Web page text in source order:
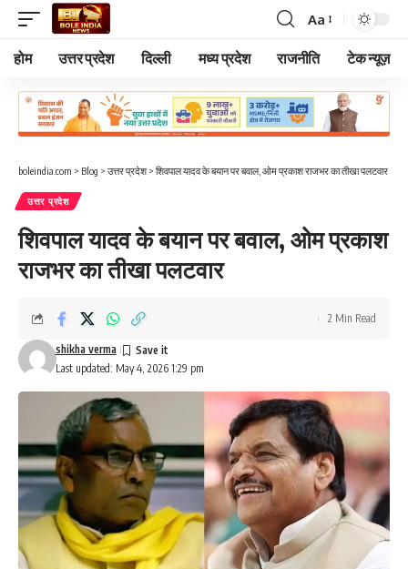
Font
Resizer
Aa
होम उत्तर प्रदेश दिल्ली मध्य प्रदेश राजनीति टेक न्यूज़
boleindia.com > Blog > उत्तर प्रदेश> शिवपाल यादव के बयान पर बवाल, ओम प्रकाश राजभर का तीखा पलटवार
उत्तर प्रदेश
शिवपाल यादव के बयान पर बवाल, ओम प्रकाश
राजभर का तीखा पलटवार
Last updated: May 4, 2026 1:29 pm
shikha verma
2 Min Read